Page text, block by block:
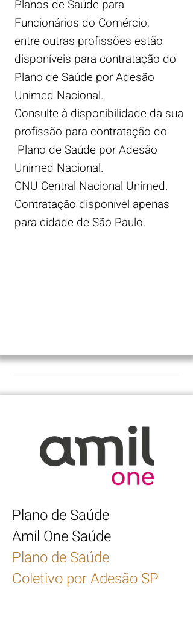
Planos de Saúde para
Funcionários do Comércio,
entre outras profissões estão
disponíveis para contratação do
Plano de Saúde por Adesão
Unimed Nacional.
Consulte à disponibilidade da sua
profissão para contratação do
Plano de Saúde por Adesão
Unimed Nacional.
CNU Central Nacional Unimed.
Contratação disponível apenas
para cidade de São Paulo.
Plano de Saúde
Amil One Saúde
Plano de Saúde
Coletivo por Adesão SP